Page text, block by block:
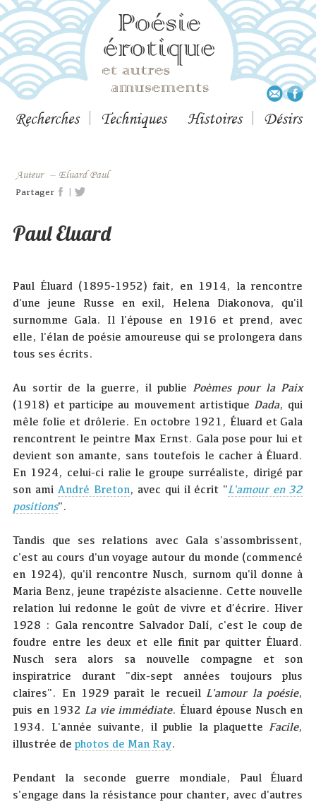
Recherches Techniques Histoires Désirs
Auteur – Eluard Paul
Partager |
Paul Eluard
Paul Éluard (1895-1952) fait, en 1914, la rencontre
d'une jeune Russe en exil, Helena Diakonova, qu'il
surnomme Gala. Il l'épouse en 1916 et prend, avec
elle, l'élan de poésie amoureuse qui se prolongera dans
tous ses écrits.
Au sortir de la guerre, il publie Poèmes pour la Paix
(1918) et participe au mouvement artistique Dada, qui
mêle folie et drôlerie. En octobre 1921, Éluard et Gala
rencontrent le peintre Max Ernst. Gala pose pour lui et
devient son amante, sans toutefois le cacher à Éluard.
En 1924, celui-ci ralie le groupe surréaliste, dirigé par
son ami André Breton, avec qui il écrit "L'amour en 32
positions".
Tandis que ses relations avec Gala s'assombrissent,
c'est au cours d'un voyage autour du monde (commencé
en 1924), qu'il rencontre Nusch, surnom qu'il donne à
Maria Benz, jeune trapéziste alsacienne. Cette nouvelle
relation lui redonne le goût de vivre et d’écrire. Hiver
1928 : Gala rencontre Salvador Dalí, c'est le coup de
foudre entre les deux et elle finit par quitter Éluard.
Nusch sera alors sa nouvelle compagne et son
inspiratrice durant "dix-sept années toujours plus
claires". En 1929 paraît le recueil L'amour la poésie,
puis en 1932 La vie immédiate. Éluard épouse Nusch en
1934. L'année suivante, il publie la plaquette Facile,
illustrée dephotos de Man Ray.
Pendant la seconde guerre mondiale, Paul Éluard
s'engage dans la résistance pour chanter, avec d'autres